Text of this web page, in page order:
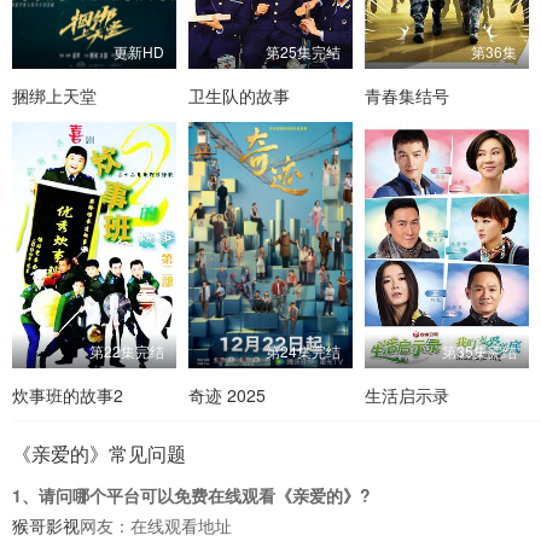
更新HD
捆绑上天堂
第25集完结
卫生队的故事
第36集
青春集结号
第22集完结
炊事班的故事2
第24集完结
奇迹 2025
第35集完结
生活启示录
《亲爱的》常见问题
1、请问哪个平台可以免费在线观看《亲爱的》?
猴哥影视网友：在线观看地址